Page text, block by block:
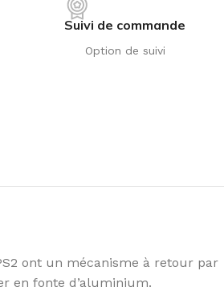
Suivi de commande
Option de suivi
ont un mécanisme à retour par
en fonte d’aluminium.